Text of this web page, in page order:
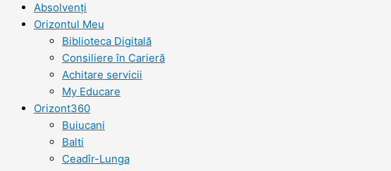
Absolvenți
Orizontul Meu
Biblioteca Digitală
Consiliere în Carieră
Achitare servicii
My Educare
Orizont360
Buiucani
Balti
Ceadîr-Lunga